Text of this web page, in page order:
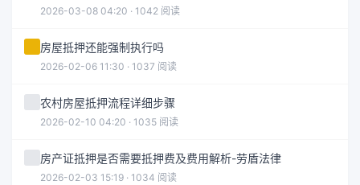
2026-03-08 04:20 · 1042 阅读
房屋抵押还能强制执行吗
2026-02-06 11:30 · 1037 阅读
农村房屋抵押流程详细步骤
2026-02-10 04:20 · 1035 阅读
房产证抵押是否需要抵押费及费用解析-劳盾法律
2026-02-03 15:19 · 1034 阅读